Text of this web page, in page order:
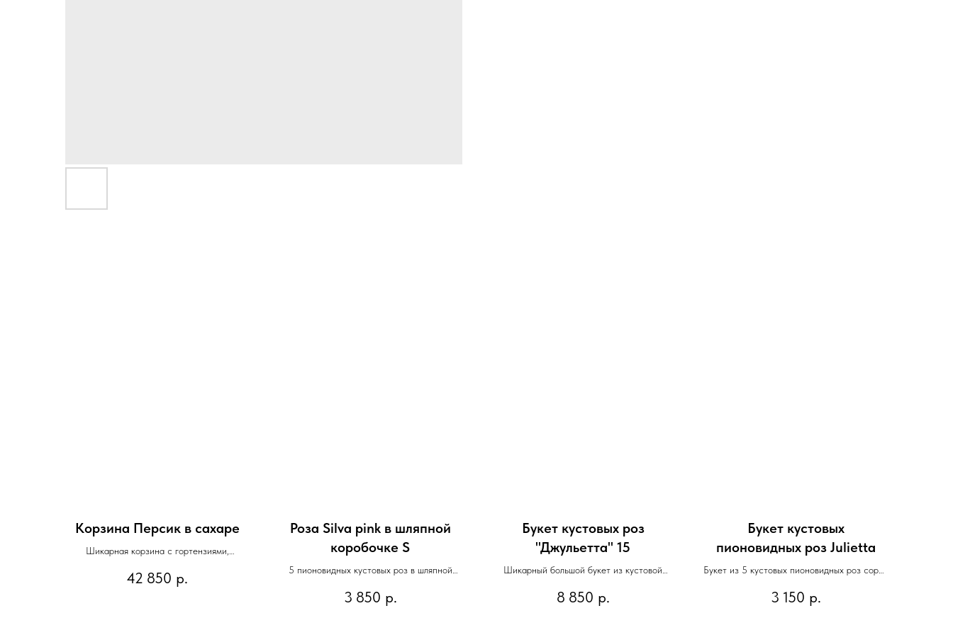
Корзина Персик в сахаре
Шикарная корзина с гортензиями,
42 850 р.
Роза Silva pink в шляпной
коробочке S
5 пионовидных кустовых роз в шляпной
3 850 р.
Букет кустовых роз
"Джульетта" 15
Шикарный большой букет из кустовой
8 850 р.
Букет кустовых
пионовидных роз Julietta
Букет из 5 кустовых пионовидных роз сорта
3 150 р.